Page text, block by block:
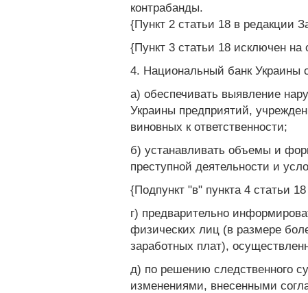
контрабанды.
{Пункт 2 статьи 18 в редакции
{Пункт 3 статьи 18 исключен на
4. Национальный банк Украины
а) обеспечивать выявление
Украины предприятий,
виновных к ответственности;
б) устанавливать объемы и
преступной деятельности и
{Подпункт "в" пункта 4 статьи
г) предварительно
физических лиц (в размере
заработных плат),
д) по решению следственного
изменениями, внесенными